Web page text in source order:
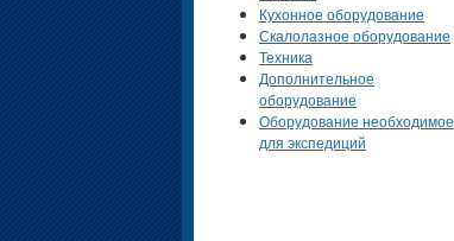
Кухонное оборудование
Скалолазное оборудование
Техника
Дополнительное
оборудование
Оборудование необходимое
для экспедиций